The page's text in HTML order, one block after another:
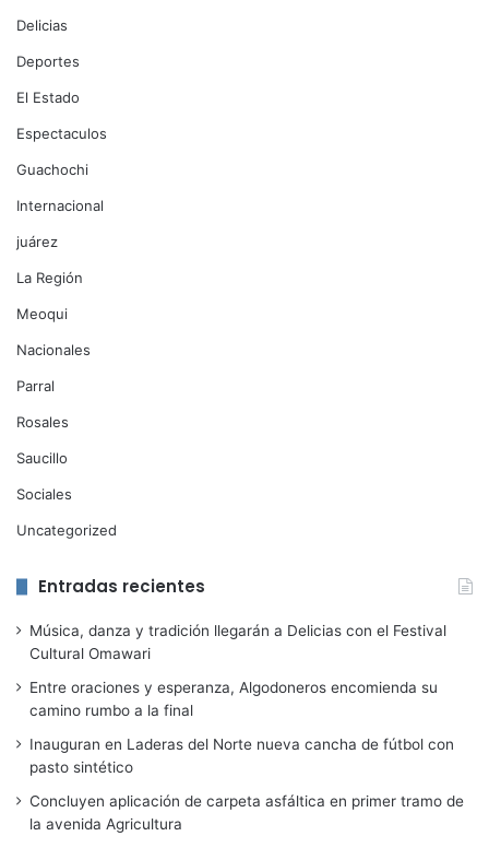
Delicias
Deportes
El Estado
Espectaculos
Guachochi
Internacional
juárez
La Región
Meoqui
Nacionales
Parral
Rosales
Saucillo
Sociales
Uncategorized
Entradas recientes
Música, danza y tradición llegarán a Delicias con el Festival
Cultural Omawari
Entre oraciones y esperanza, Algodoneros encomienda su
camino rumbo a la final
Inauguran en Laderas del Norte nueva cancha de fútbol con
pasto sintético
Concluyen aplicación de carpeta asfáltica en primer tramo de
la avenida Agricultura